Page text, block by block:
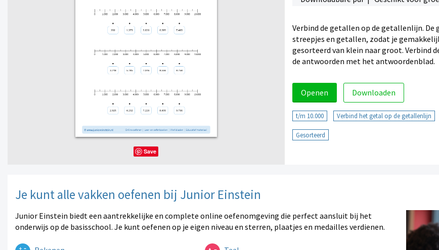
Verbind de getallen op de getallenlijn.
streepjes en getallen, zodat je
gesorteerd van klein naar groot. Verbind
de antwoorden met het antwoordenblad.
Openen Downloaden
t/m 10.000 Verbind het getal op de getallenlijn
Gesorteerd
Save
Je kunt alle vakken oefenen bij Junior Einstein
Junior Einstein biedt een aantrekkelijke en complete online oefenomgeving die perfect aansluit bij het
onderwijs op de basisschool. Je kunt oefenen op je eigen niveau en sterren, plaatjes en medailles verdienen.